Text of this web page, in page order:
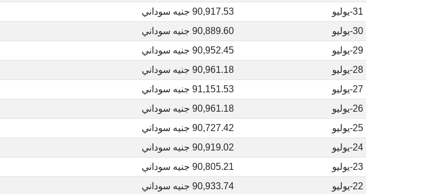
31-يوليو
90,917.53 جنيه سوداني
30-يوليو
90,889.60 جنيه سوداني
29-يوليو
90,952.45 جنيه سوداني
28-يوليو
90,961.18 جنيه سوداني
27-يوليو
91,151.53 جنيه سوداني
26-يوليو
90,961.18 جنيه سوداني
25-يوليو
90,727.42 جنيه سوداني
24-يوليو
90,919.02 جنيه سوداني
23-يوليو
90,805.21 جنيه سوداني
22-يوليو
90,933.74 جنيه سوداني